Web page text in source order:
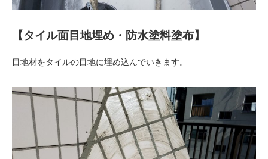
【タイル面目地埋め・防水塗料塗布】
目地材をタイルの目地に埋め込んでいきます。